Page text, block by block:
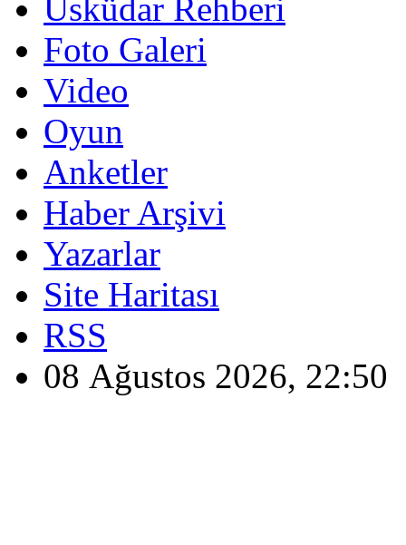
Üsküdar Rehberi
Foto Galeri
Video
Oyun
Anketler
Haber Arşivi
Yazarlar
Site Haritası
RSS
08 Ağustos 2026, 22:50